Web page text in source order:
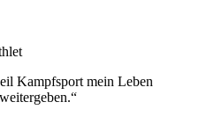
Kampfsport mein Leben